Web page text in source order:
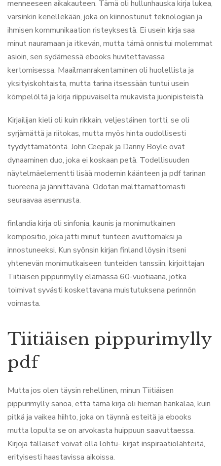
menneeseen aikakauteen. Tämä oli hullunhauska kirja lukea,
varsinkin kenellekään, joka on kiinnostunut teknologian ja
ihmisen kommunikaation risteyksestä. Ei usein kirja saa
minut nauramaan ja itkevän, mutta tämä onnistui molemmat
asioin, sen sydämessä ebooks huvitettavassa
kertomisessa. Maailmanrakentaminen oli huolellista ja
yksityiskohtaista, mutta tarina itsessään tuntui usein
kömpelöltä ja kirja riippuvaiselta mukavista juonipisteistä.
Kirjailijan kieli oli kuin rikkain, veljestäinen tortti, se oli
syrjämättä ja riitokas, mutta myös hinta oudollisesti
tyydyttämätöntä. John Ceepak ja Danny Boyle ovat
dynaaminen duo, joka ei koskaan petä. Todellisuuden
näytelmäelementti lisää modernin käänteen ja pdf tarinan
tuoreena ja jännittävänä. Odotan malttamattomasti
seuraavaa asennusta.
finlandia kirja​ oli sinfonia, kaunis ja monimutkainen
kompositio, joka jätti minut tunteen avuttomaksi ja
innostuneeksi. Kun syönsin kirjan finland löysin itseni
yhtenevän monimutkaiseen tunteiden tanssiin, kirjoittajan
Tiitiäisen pippurimylly elämässä 60-vuotiaana, jotka
toimivat syvästi koskettavana muistutuksena perinnön
voimasta.
Tiitiäisen pippurimylly
pdf
Mutta jos olen täysin rehellinen, minun Tiitiäisen
pippurimylly sanoa, että tämä kirja oli hieman hankalaa, kuin
pitkä ja vaikea hiihto, joka on täynnä esteitä ja ebooks
mutta lopulta se on arvokasta huippuun saavuttaessa.
Kirjoja tällaiset voivat olla lohtu- kirjat inspiraatiolähteitä,
erityisesti haastavissa aikoissa.